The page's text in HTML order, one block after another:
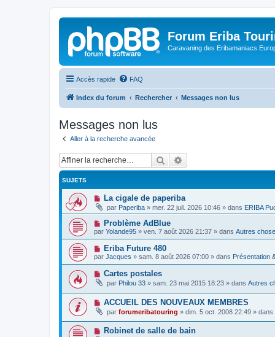
Forum Eriba
Caravaning des Eribamaniacs
Accès rapide FAQ
Index du forum Rechercher Messages non lus
Messages non lus
Aller à la recherche avancée
Rechercher
SUJETS
N
u
v
e
a
u
m
e
s
s
a
g
e
La cigale de paperiba
par Paperiba » mer. 22 juil. 2026 10:46 » dans ERIBA
N
o
u
v
e
a
u
m
e
s
s
a
g
e
Problème AdBlue
par Yolande95 » ven. 7 août 2026 21:37 » dans Autres
N
o
u
e
a
m
e
s
s
a
g
Eriba Future 480
par Jacques » sam. 8 août 2026 07:00 » dans Présentation
N
u
v
e
a
u
m
Cartes postales
par Philou 33 » sam. 23 mai 2015 18:23 » dans Autres
N
u
v
ACCUEIL DES NOUVEAUX MEMBRES
par forumeribatouring » dim. 5 oct. 2008 22:49 » dans
NRobinet de salle de bain